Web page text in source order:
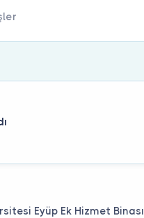
Eyüp Ek Hizmet Binası